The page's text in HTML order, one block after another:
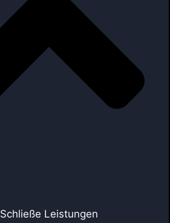
Schließe Leistungen